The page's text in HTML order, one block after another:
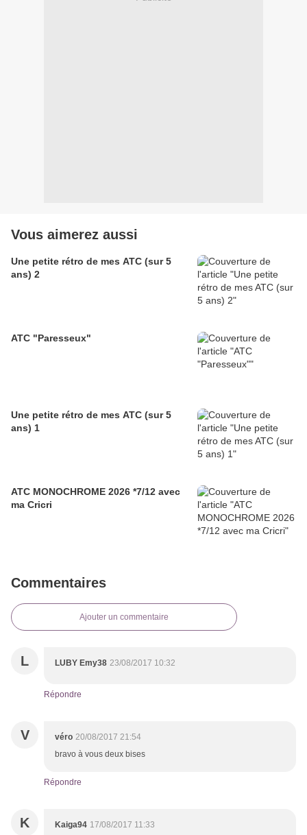
Vous aimerez aussi
Une petite rétro de mes ATC (sur 5
ans) 2
ATC "Paresseux"
Une petite rétro de mes ATC (sur 5
ans) 1
ATC MONOCHROME 2026 *7/12 avec
ma Cricri
Commentaires
Ajouter un commentaire
L LUBY Emy38 23/08/2017 10:32
Répondre
V véro 20/08/2017 21:54
bravo à vous deux bises
Répondre
K Kaiga94 17/08/2017 11:33